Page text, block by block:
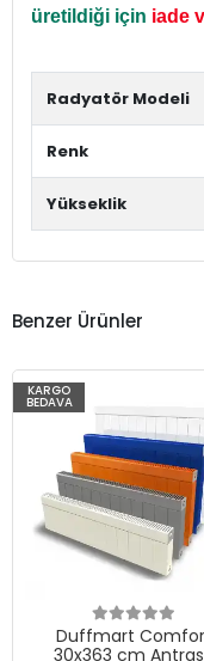
üretildiği için iade
Radyatör Modeli
Renk
Yükseklik
Benzer Ürünler
KARGO
BEDAVA
Duffmart
30x363 cm